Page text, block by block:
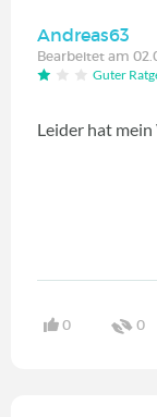
Andreas63
Bearbeitet am
Guter
Leider hat
0 0